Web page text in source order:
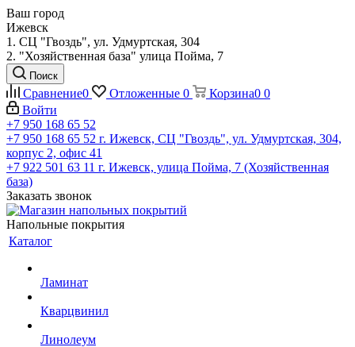
Ваш город
Ижевск
1. СЦ "Гвоздь", ул. Удмуртская, 304
2. "Хозяйственная база" улица Пойма, 7
Поиск
Сравнение0 Отложенные 0 Корзина0 0
Войти
+7 950 168 65 52
+7 950 168 65 52 г. Ижевск, СЦ "Гвоздь", ул. Удмуртская, 304,
корпус 2, офис 41
+7 922 501 63 11 г. Ижевск, улица Пойма, 7 (Хозяйственная
база)
Заказать звонок
Напольные покрытия
Каталог
Ламинат
Кварцвинил
Линолеум